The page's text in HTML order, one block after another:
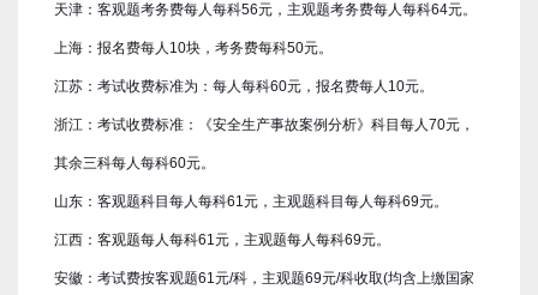
天津：客观题考务费每人每科56元，主观题考务费每人每科64元。
上海：报名费每人10块，考务费每科50元。
江苏：考试收费标准为：每人每科60元，报名费每人10元。
浙江：考试收费标准：《安全生产事故案例分析》科目每人70元，
其余三科每人每科60元。
山东：客观题科目每人每科61元，主观题科目每人每科69元。
江西：客观题每人每科61元，主观题每人每科69元。
安徽：考试费按客观题61元/科，主观题69元/科收取(均含上缴国家